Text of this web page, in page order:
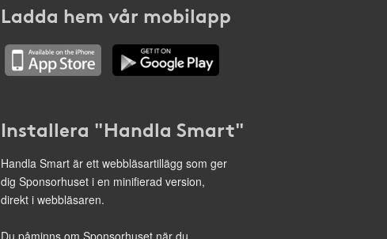
Ladda hem vår mobilapp
Installera "Handla Smart"
Handla Smart är ett webbläsartillägg som ger
dig Sponsorhuset i en minifierad version,
direkt i webbläsaren.